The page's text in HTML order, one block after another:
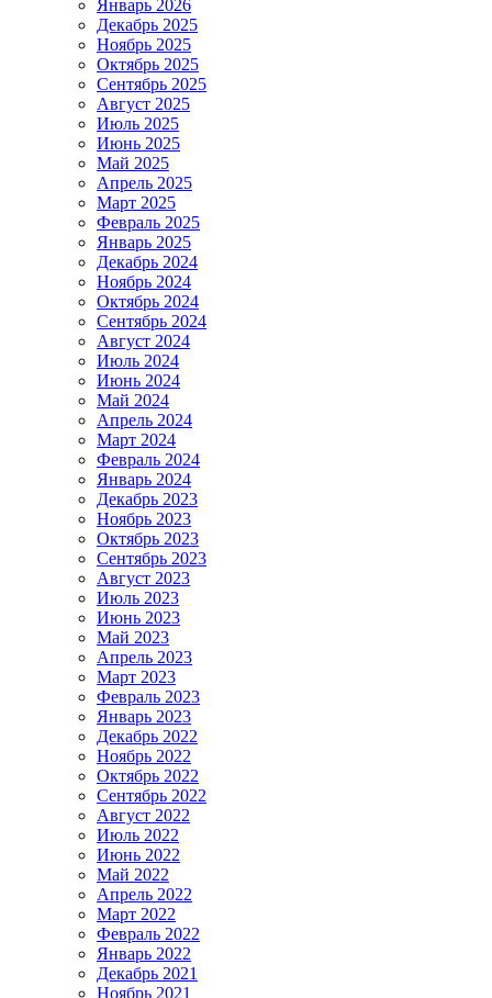
Январь 2026
Декабрь 2025
Ноябрь 2025
Октябрь 2025
Сентябрь 2025
Август 2025
Июль 2025
Июнь 2025
Май 2025
Апрель 2025
Март 2025
Февраль 2025
Январь 2025
Декабрь 2024
Ноябрь 2024
Октябрь 2024
Сентябрь 2024
Август 2024
Июль 2024
Июнь 2024
Май 2024
Апрель 2024
Март 2024
Февраль 2024
Январь 2024
Декабрь 2023
Ноябрь 2023
Октябрь 2023
Сентябрь 2023
Август 2023
Июль 2023
Июнь 2023
Май 2023
Апрель 2023
Март 2023
Февраль 2023
Январь 2023
Декабрь 2022
Ноябрь 2022
Октябрь 2022
Сентябрь 2022
Август 2022
Июль 2022
Июнь 2022
Май 2022
Апрель 2022
Март 2022
Февраль 2022
Январь 2022
Декабрь 2021
Ноябрь 2021